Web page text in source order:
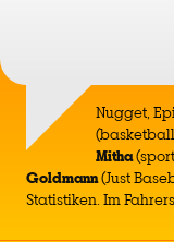
Nugget,
Mitha
Goldmann(Just
Statistiken. Im